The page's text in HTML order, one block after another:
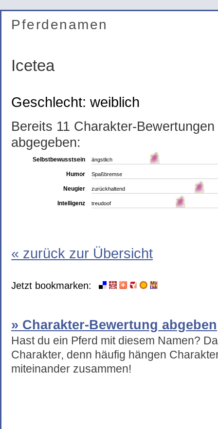
Pferdenamen
Icetea
Geschlecht: weiblich
Bereits 11 Charakter-
abgegeben:
Selbstbewusstsein ängstlich
Humor Spaßbremse
Neugier zurückhaltend
Intelligenz treudoof
« zurück zur Übersicht
Jetzt bookmarken:
» Charakter-Bewertung abgeben
Hast du ein Pferd mit diesem Namen?
Charakter, denn häufig hängen
miteinander zusammen!